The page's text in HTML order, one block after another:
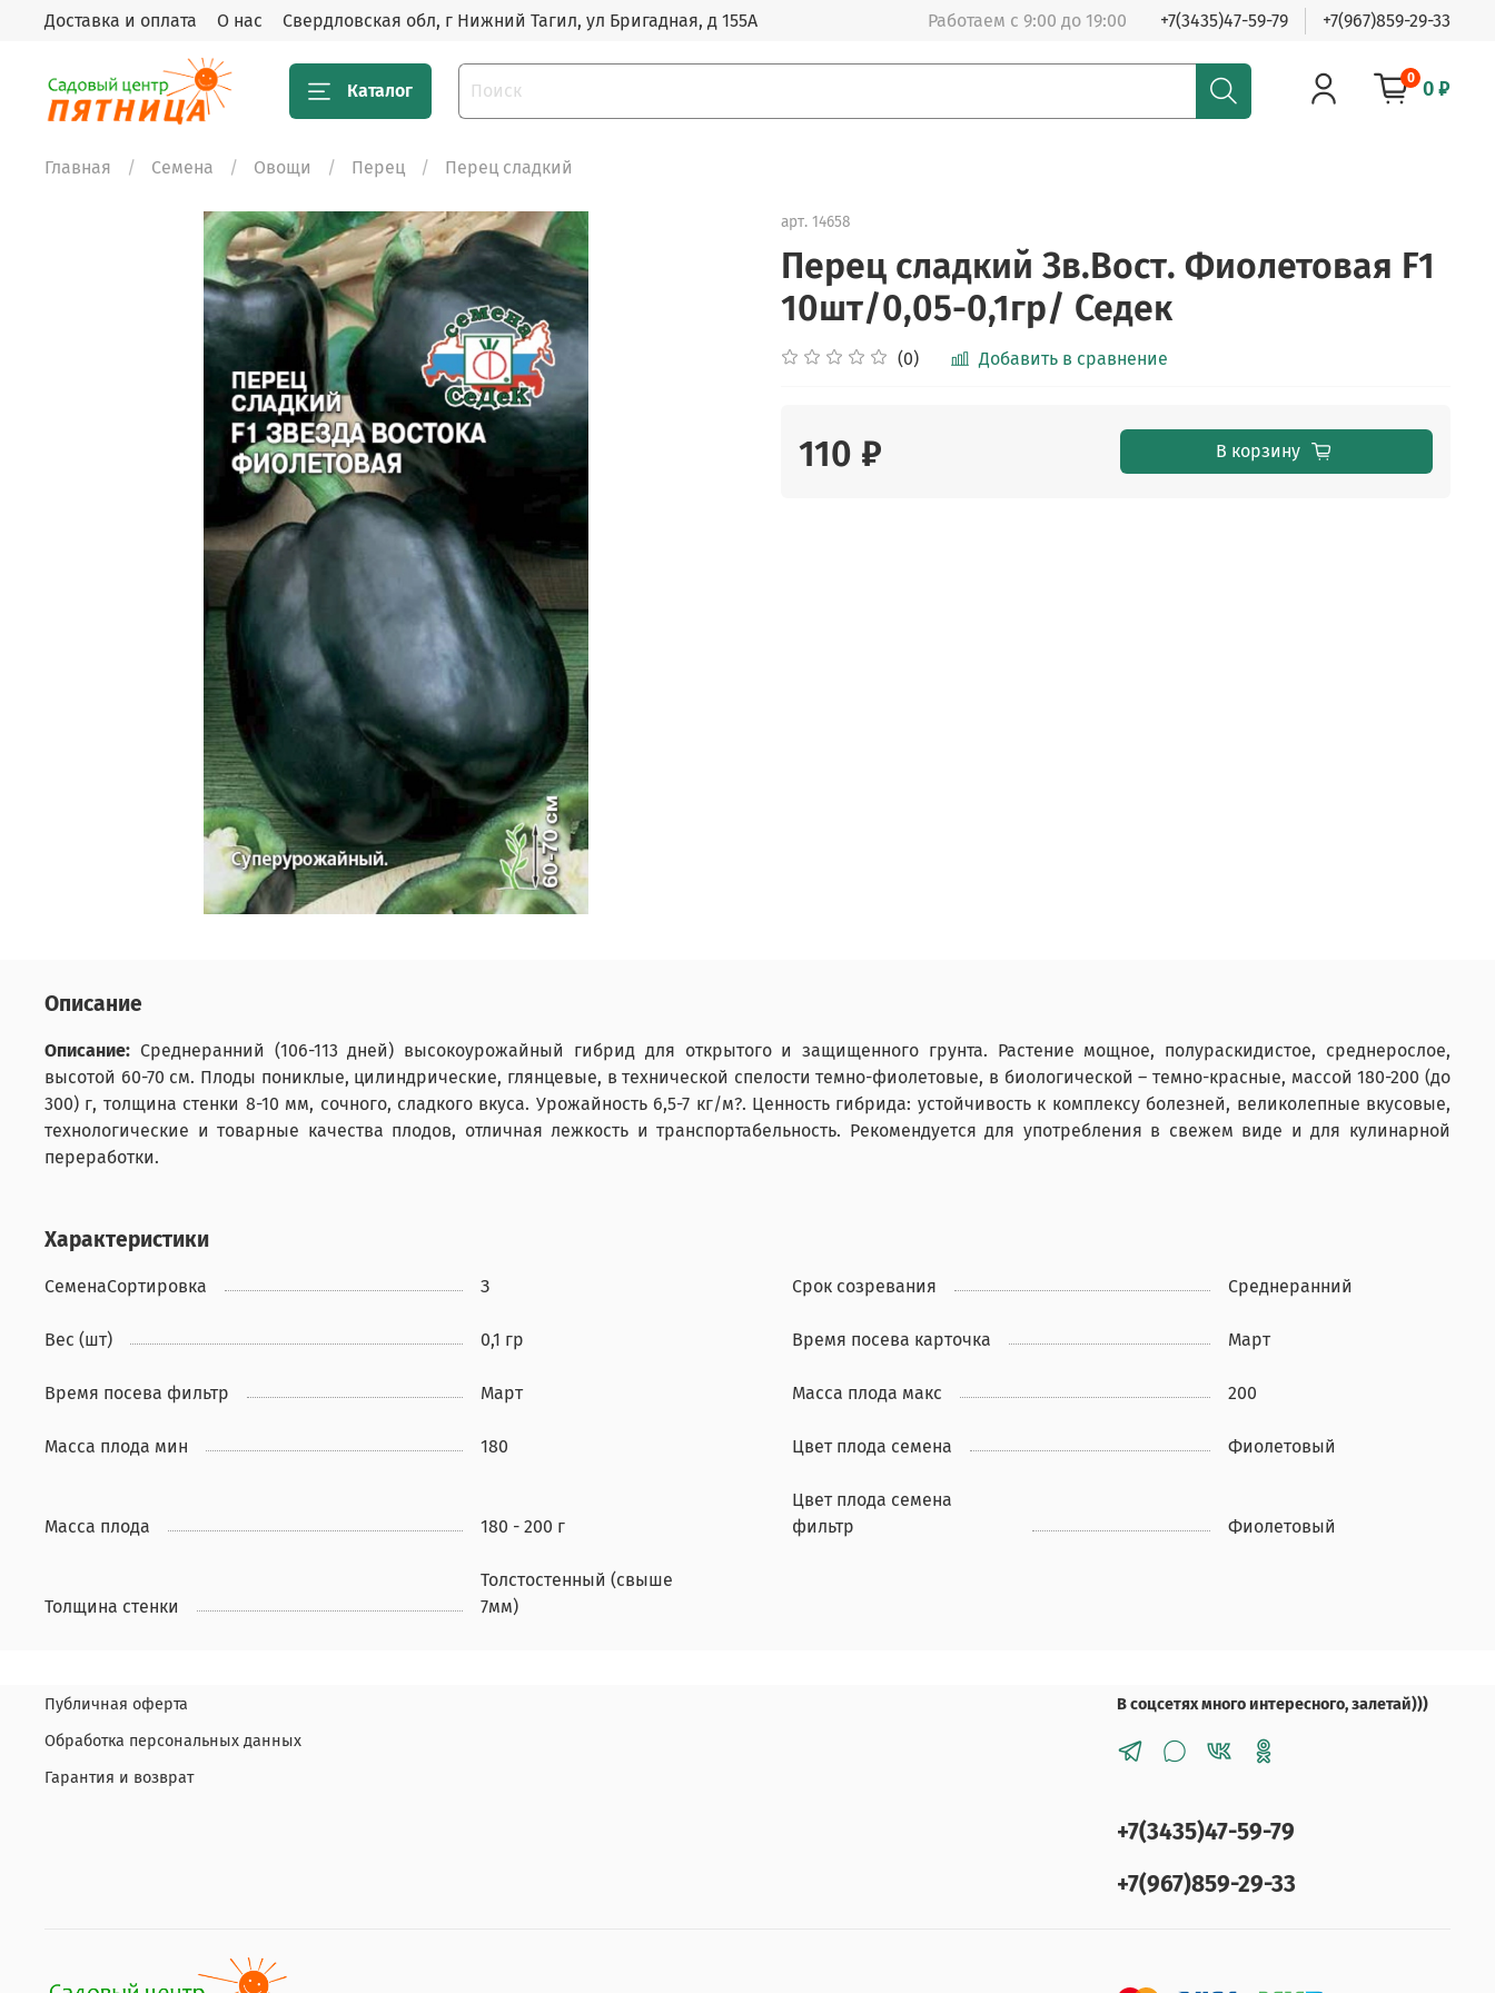
Доставка и оплата О нас Свердловская обл, г Нижний Тагил, ул Бригадная, д 155А Работаем с 9:00 до 19:00 +7(3435)47-59-79 +7(967)859-29-33
Каталог
0 0 ₽
Главная Семена Овощи Перец Перец сладкий
арт. 14658
Перец сладкий Зв.Вост. Фиолетовая F1
10шт/0,05-0,1гр/ Седек
(0) Добавить в сравнение
110 ₽ В корзину
Описание
Описание: Среднеранний (106-113 дней) высокоурожайный гибрид для открытого и защищенного грунта. Растение мощное, полураскидистое, среднерослое,
высотой 60-70 см. Плоды пониклые, цилиндрические, глянцевые, в технической спелости темно-фиолетовые, в биологической – темно-красные, массой 180-200 (до
300) г, толщина стенки 8-10 мм, сочного, сладкого вкуса. Урожайность 6,5-7 кг/м?. Ценность гибрида: устойчивость к комплексу болезней, великолепные вкусовые,
технологические и товарные качества плодов, отличная лежкость и транспортабельность. Рекомендуется для употребления в свежем виде и для кулинарной
переработки.
Характеристики
СеменаСортировка З Срок созревания Среднеранний
Вес (шт) 0,1 гр Время посева карточка Март
Время посева фильтр Март Масса плода макс 200
Масса плода мин 180 Цвет плода семена Фиолетовый
Масса плода 180 - 200 г
Цвет плода семена
фильтр
Фиолетовый
Толщина стенки
Толстостенный (свыше
7мм)
Публичная оферта
Обработка персональных данных
Гарантия и возврат
В соцсетях много интересного, залетай)))
+7(3435)47-59-79
+7(967)859-29-33